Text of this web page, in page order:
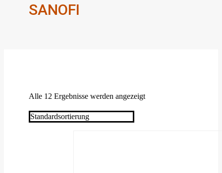
SANOFI
Alle 12 Ergebnisse werden angezeigt